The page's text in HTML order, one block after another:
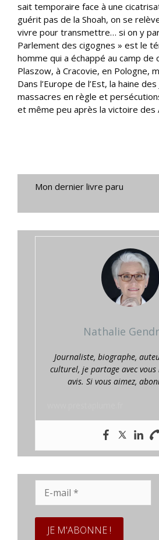
sait temporaire face à une
guérit pas de la Shoah, on se
vivre pour transmettre… si on y
Parlement des cigognes » est le
homme qui a échappé au camp de
Plaszow, à Cracovie, en Pologne,
Dans l’Europe de l’Est, la haine
massacres en règle et
et même peu après la victoire des
Mon dernier livre paru
Nathalie
Journaliste, biographe,
culturel, je partage avec
avis. Si vous aimez,
mail